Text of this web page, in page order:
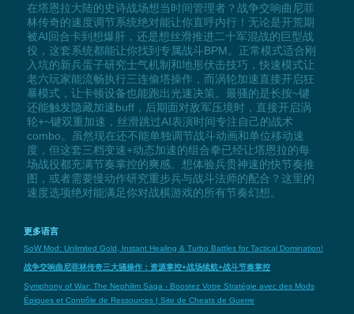
在塔恩拉大陆的史诗战场想当时间管理者？战争交响曲尼菲
林传奇的速度调节系统绝对能让你直呼内行！无论是开荒期
被AI回合卡到想爆肝，还是想丝滑推进二十军混战的巨型战
役，这套系统都能让你找到专属战斗BPM。正常模式适合刚
入坑的新兵蛋子研究士气机制和地形伏击技巧，快速模式让
老六玩家能流畅执行三连偷塔操作，而涡轮加速直接开启狂
暴模式，让卡顿设备也能跑出光速决策。最骚的是长按~键
还能触发隐藏加速buff，后期面对敌军压境时，直接开启涡
轮+~键双重加速，丝滑跳过AI表演时间专注自己的战术
combo。虽然现在还不能单独调节战斗动画和单位移动速
度，但这套三档变速+动态加速的组合拳已经让塔恩拉的每
场战役都充满节奏掌控的爽感。想体验兵贵神速的快节奏推
图，或者需要慢动作研究重步兵与战斗法师的配合？这里的
速度选项绝对能满足你对战棋游戏的所有节奏幻想。
更多语言
SoW Mod: Unlimited Gold, Instant Healing & Turbo Battles for Tactical Domination!
战争交响曲尼菲林传奇三大骚操作：资源掌控+战场续航+战斗节奏掌控
Symphony of War: The Nephilim Saga - Boostez Votre Stratégie avec des Mods
Épiques et Contrôle de Ressources | Site de Cheats de Guerre